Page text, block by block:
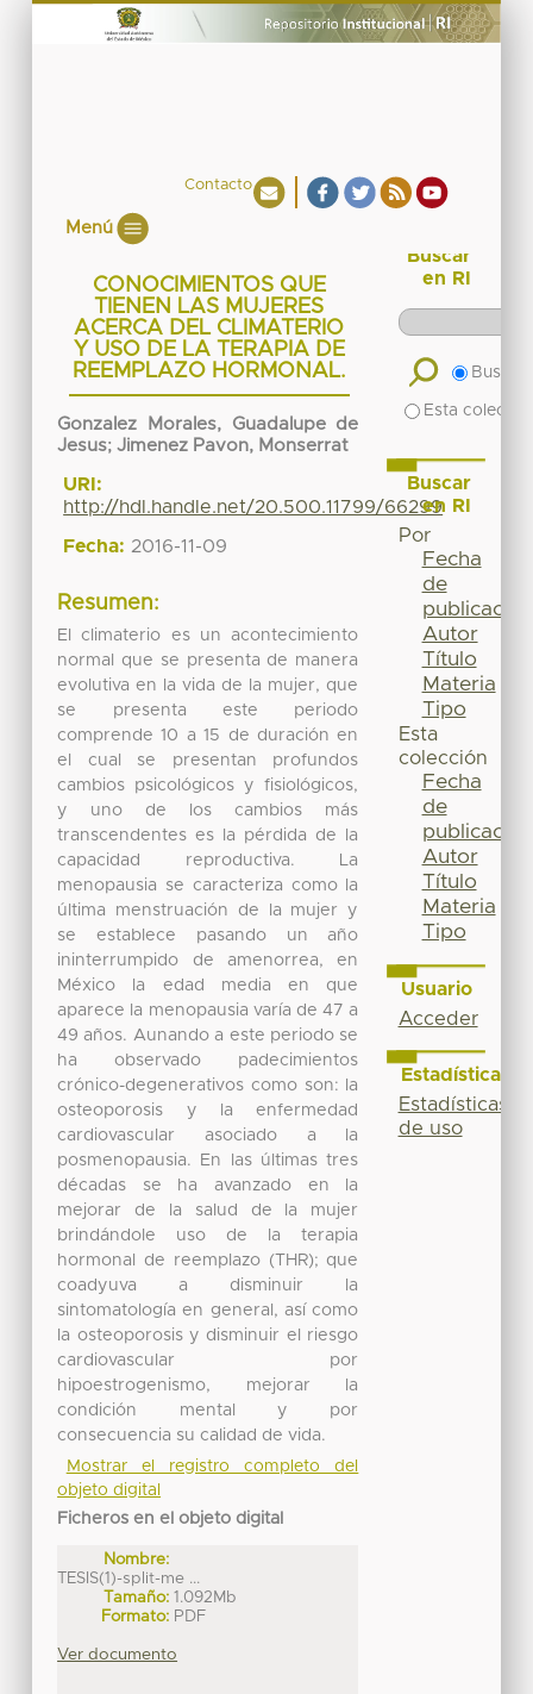
Contacto
Menú
CONOCIMIENTOS QUE
TIENEN LAS MUJERES
ACERCA DEL CLIMATERIO
Y USO DE LA TERAPIA DE
REEMPLAZO HORMONAL.
Gonzalez Morales, Guadalupe de
Jesus;Jimenez Pavon, Monserrat
URI:
http://hdl.handle.net/20.500.11799/66299
Fecha: 2016-11-09
Resumen:
El climaterio es un acontecimiento
normal que se presenta de manera
evolutiva en la vida de la mujer, que
se presenta este periodo
comprende 10 a 15 de duración en
el cual se presentan profundos
cambios psicológicos y fisiológicos,
y uno de los cambios más
transcendentes es la pérdida de la
capacidad reproductiva. La
menopausia se caracteriza como la
última menstruación de la mujer y
se establece pasando un año
ininterrumpido de amenorrea, en
México la edad media en que
aparece la menopausia varía de 47 a
49 años. Aunando a este periodo se
ha observado padecimientos
crónico-degenerativos como son: la
osteoporosis y la enfermedad
cardiovascular asociado a la
posmenopausia. En las últimas tres
décadas se ha avanzado en la
mejorar de la salud de la mujer
brindándole uso de la terapia
hormonal de reemplazo (THR); que
coadyuva a disminuir la
sintomatología en general, así como
la osteoporosis y disminuir el riesgo
cardiovascular por
hipoestrogenismo, mejorar la
condición mental y por
consecuencia su calidad de vida.
Mostrar el registro completo del
objeto digital
Ficheros en el objeto digital
Nombre:
TESIS(1)-split-me ...
Tamaño: 1.092Mb
Formato: PDF
Ver documento
Buscar
en RI
Buscar
Esta
Buscar
en RI
Por
Fecha
de
publicación
Autor
Título
Materia
Tipo
Esta
colección
Fecha
de
publicación
Autor
Título
Materia
Tipo
Usuario
Acceder
Estadísticas
Estadísticas
de uso